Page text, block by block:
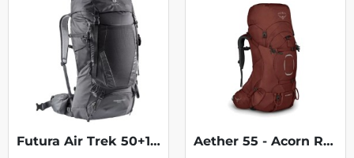
Futura Air Trek 50+10 - Black Graphite Aether 55 - Acorn Red